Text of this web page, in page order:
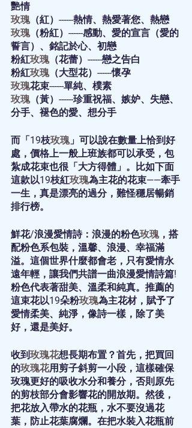
艷情
玫瑰（紅）------熱情、熱愛著您、熱戀
玫瑰（粉紅）------感動、愛的宣言（愛的
誓言）、銘記於心、初戀
粉紅玫瑰（花蕾）------戀之告白
粉紅玫瑰（大型花）------懷孕
玫瑰花束------單純、樸素
玫瑰（黃）------珍重祝福、嫉妒、失戀、
分手、褪色的愛、想分手
而「19枝玫瑰」可以說在數量上恰到好
處，價格上一般上班族都可以承受，包
紮成花束也很「大方得體」。比如下面
這款以19枝紅玫瑰為主花的花束——牽手
一生，真是漂亮的過分，難怪穩居暢銷
排行榜。
鮮花/浪漫愛情詩：浪漫的粉色玫瑰，搭
配粉色系包裝，溫馨、浪漫、幸福滿
溢。這個世界什麼都會老，只有愛情永
遠年輕，讓我們共譜一曲浪漫愛情詩篇!
粉色代表著甜美、溫柔和純真。推薦的
這束花以19朵粉玫瑰為主花材，賦予了
愛情柔美、純淨，像詩一樣，除了美
好，還是美好。
收到玫瑰花想長期布置？首先，把買回
的玫瑰花用剪子斜剪一小段，這樣確保
玫瑰更好的吸收水分和養分，否則原先
的剪枝部分會影響花的開放期。然後，
把花放入帶水的花瓶，水不要沒過花
葉，防止花葉腐爛。在把水裝入花瓶前